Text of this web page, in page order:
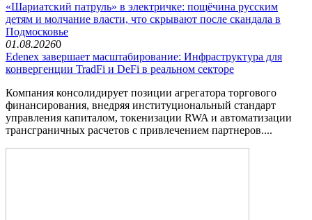
«Шариатский патруль» в электричке: пощёчина русским
детям и молчание власти, что скрывают после скандала в
Подмосковье
01.08.20260
Edenex завершает масштабирование: Инфраструктура для
конвергенции TradFi и DeFi в реальном секторе
Компания консолидирует позиции агрегатора торгового
финансирования, внедряя институциональный стандарт
управления капиталом, токенизации RWA и автоматизации
трансграничных расчетов с привлечением партнеров....